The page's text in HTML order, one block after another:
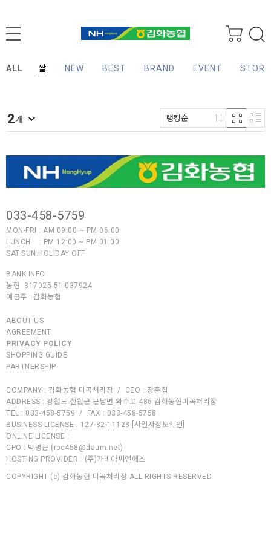
ALL 쌀 NEW BEST BRAND EVENT STORY
2개 랭킹순
033-458-5759
MON-FRI : AM 09:00 ~ PM 06:00
LUNCH : PM 12:00 ~ PM 01:00
SAT.SUN.HOLIDAY OFF
BANK INFO
농협 317025-51-037924
예금주 : 김화농협
ABOUT US
AGREEMENT
PRIVACY POLICY
SHOPPING GUIDE
PARTNERSHIP
COMPANY : 김화농협 미곡처리장 / CEO : 장춘집
ADDRESS : 강원도 철원군 근남면 와수로 486 김화농협미곡처리장
TEL : 033-458-5759 / FAX : 033-458-5758
BUSINESS LICENSE : 127-82-11128
[사업자정보확인]
ONLINE LICENSE :
CPO : 박명근 ( rpc458@daum.net)
HOSTING PROVIDER : (주)가비아씨엔에스
COPYRIGHT (c) 김화농협 미곡처리장 ALL RIGHTS RESERVED.